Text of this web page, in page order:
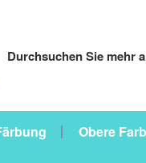
Durchsuchen Sie mehr
Obere